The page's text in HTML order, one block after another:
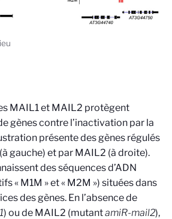
MAIL1 et MAIL2 protègent
gènes contre l’inactivation par la
présente des gènes régulés
gauche) et par MAIL2 (à droite).
des séquences d’ADN
« M1M » et « M2M ») situées dans
des gènes. En l’absence de
) ou de MAIL2 (mutantamiR-mail2),